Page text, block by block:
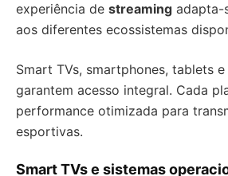
experiência de streaming adapta-
aos diferentes ecossistemas
Smart TVs, smartphones, tablets
garantem acesso integral. Cada
performance otimizada para
esportivas.
Smart TVs e sistemas